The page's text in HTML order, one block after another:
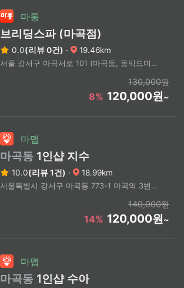
마통
브리딩스파 (마곡점)
0.0(리뷰 0건) · 19.46km
서울 강서구 마곡서로 101 (마곡동, 동익드미라벨복합빌딩)
130,000원
8% 120,000원~
마맵
마곡동 1인샵 지수
10.0(리뷰 1건) · 18.99km
서울특별시 강서구 마곡동 773-1 마곡역 3번출구 도보2분
140,000원
14% 120,000원~
마맵
마곡동 1인샵 수아